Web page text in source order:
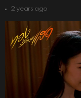
2 years ago